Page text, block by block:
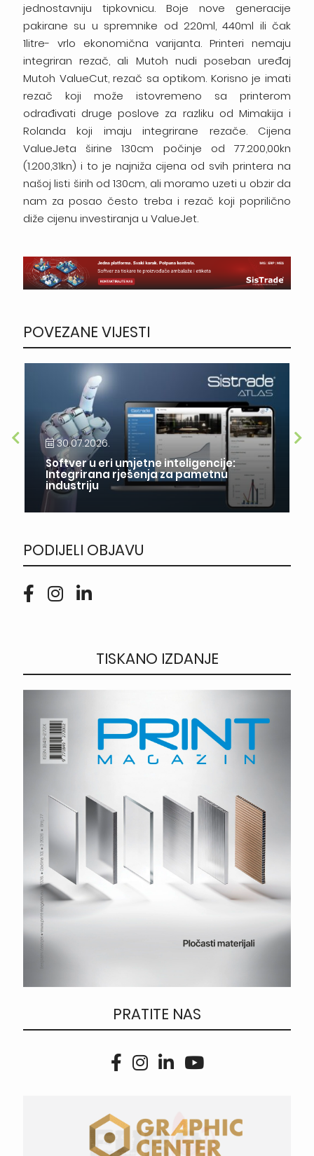
jednostavniju tipkovnicu. Boje nove generacije
pakirane su u spremnike od 220ml, 440ml ili čak
1litre- vrlo ekonomična varijanta. Printeri nemaju
integriran rezač, ali Mutoh nudi poseban uređaj
Mutoh ValueCut, rezač sa optikom. Korisno je imati
rezač koji može istovremeno sa printerom
odrađivati druge poslove za razliku od Mimakija i
Rolanda koji imaju integrirane rezače. Cijena
ValueJeta širine 130cm počinje od 77.200,00kn
(1.200,31kn) i to je najniža cijena od svih printera na
našoj listi širih od 130cm, ali moramo uzeti u obzir da
nam za posao često treba i rezač koji poprilično
diže cijenu investiranja u ValueJet.
POVEZANE VIJESTI
30.07.2026.
Softver u eri umjetne inteligencije:
Integrirana rješenja za pametnu
industriju
PODIJELI OBJAVU
TISKANO IZDANJE
PRATITE NAS